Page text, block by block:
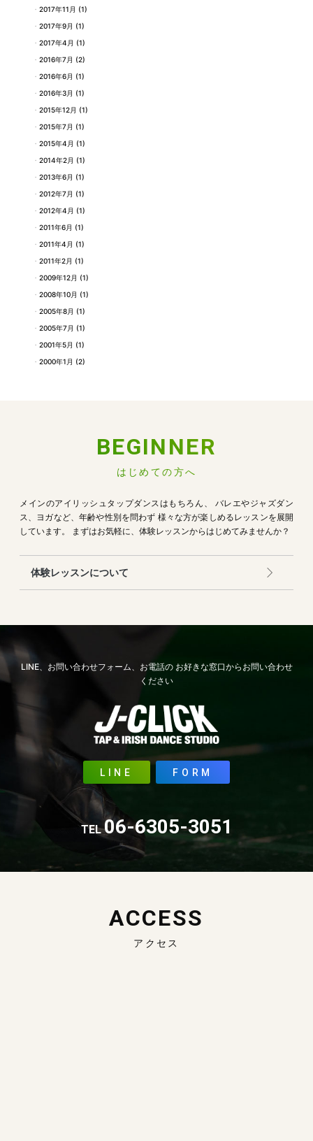
2017年11月 (1)
2017年9月 (1)
2017年4月 (1)
2016年7月 (2)
2016年6月 (1)
2016年3月 (1)
2015年12月 (1)
2015年7月 (1)
2015年4月 (1)
2014年2月 (1)
2013年6月 (1)
2012年7月 (1)
2012年4月 (1)
2011年6月 (1)
2011年4月 (1)
2011年2月 (1)
2009年12月 (1)
2008年10月 (1)
2005年8月 (1)
2005年7月 (1)
2001年5月 (1)
2000年1月 (2)
BEGINNER
はじめての方へ
メインのアイリッシュタップダンスはもちろん、
バレエやジャズダン
ス、ヨガなど、年齢や性別を問わず 様々な方が楽しめるレッスンを展開
しています。
まずはお気軽に、体験レッスンからはじめてみませんか？
体験レッスンについて
LINE、お問い合わせフォーム、お電話のお好きな窓口からお問い合わせ
ください
LINE FORM
TEL06-6305-3051
ACCESS
アクセス